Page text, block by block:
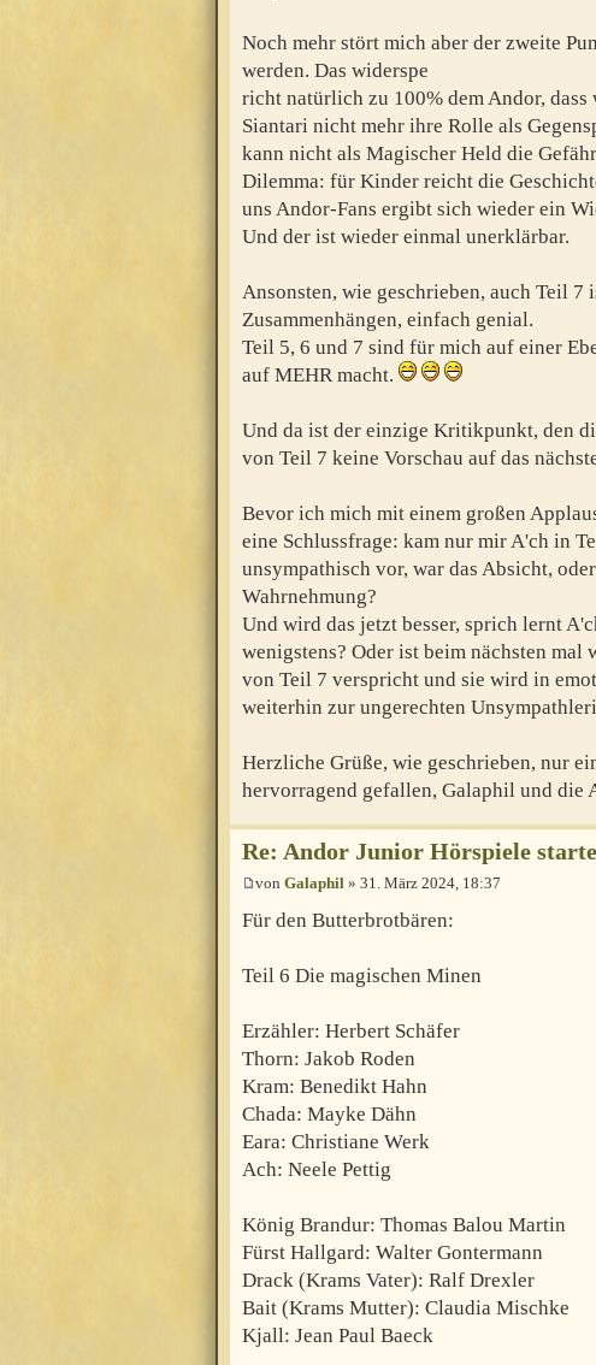
Noch mehr stört mich aber der zweite
werden. Das widerspe
richt natürlich zu 100% dem Andor,
Siantari nicht mehr ihre Rolle als
kann nicht als Magischer Held die
Dilemma: für Kinder reicht die
uns Andor-Fans ergibt sich wieder ein
Und der ist wieder einmal unerklärbar.
Ansonsten, wie geschrieben, auch Teil
Zusammenhängen, einfach genial.
Teil 5, 6 und 7 sind für mich auf einer
auf MEHR macht.
Und da ist der einzige Kritikpunkt, den
von Teil 7 keine Vorschau auf das
Bevor ich mich mit einem großen
eine Schlussfrage: kam nur mir A'ch in
unsympathisch vor, war das Absicht,
Wahrnehmung?
Und wird das jetzt besser, sprich lernt
wenigstens? Oder ist beim nächsten mal
von Teil 7 verspricht und sie wird in
weiterhin zur ungerechten
Herzliche Grüße, wie geschrieben, nur
hervorragend gefallen, Galaphil und die
Re: Andor Junior Hörspiele
von Galaphil » 31. März 2024, 18:37
Für den Butterbrotbären:
Teil 6 Die magischen Minen
Erzähler: Herbert Schäfer
Thorn: Jakob Roden
Kram: Benedikt Hahn
Chada: Mayke Dähn
Eara: Christiane Werk
Ach: Neele Pettig
König Brandur: Thomas Balou Martin
Fürst Hallgard: Walter Gontermann
Drack (Krams Vater): Ralf Drexler
Bait (Krams Mutter): Claudia Mischke
Kjall: Jean Paul Baeck